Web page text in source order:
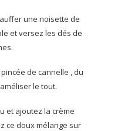
une noisette de
et versez les dés de
de cannelle , du
le tout.
et ajoutez la crème
ce doux mélange sur